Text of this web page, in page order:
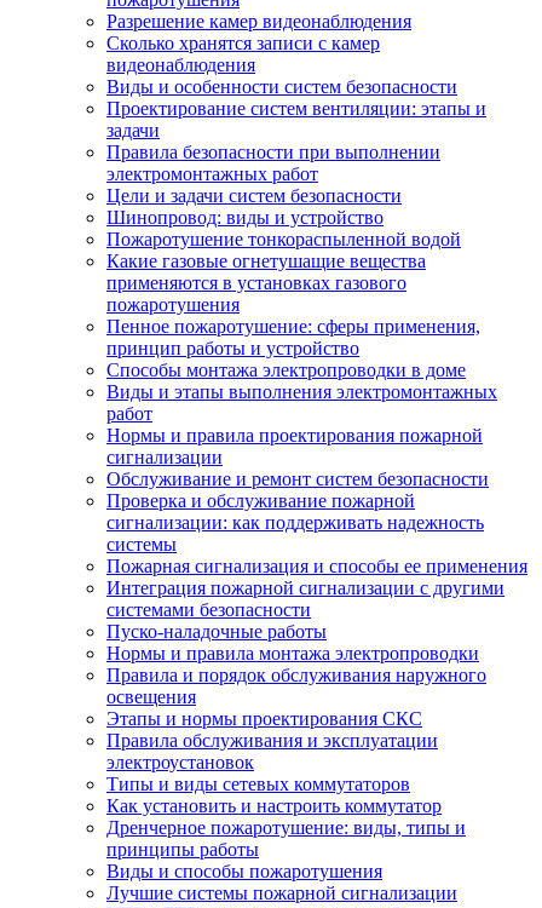
Разрешение камер видеонаблюдения
Сколько хранятся записи с камер
видеонаблюдения
Виды и особенности систем безопасности
Проектирование систем вентиляции: этапы и
задачи
Правила безопасности при выполнении
электромонтажных работ
Цели и задачи систем безопасности
Шинопровод: виды и устройство
Пожаротушение тонкораспыленной водой
Какие газовые огнетушащие вещества
применяются в установках газового
пожаротушения
Пенное пожаротушение: сферы применения,
принцип работы и устройство
Способы монтажа электропроводки в доме
Виды и этапы выполнения электромонтажных
работ
Нормы и правила проектирования пожарной
сигнализации
Обслуживание и ремонт систем безопасности
Проверка и обслуживание пожарной
сигнализации: как поддерживать надежность
системы
Пожарная сигнализация и способы ее применения
Интеграция пожарной сигнализации с другими
системами безопасности
Пуско-наладочные работы
Нормы и правила монтажа электропроводки
Правила и порядок обслуживания наружного
освещения
Этапы и нормы проектирования СКС
Правила обслуживания и эксплуатации
электроустановок
Типы и виды сетевых коммутаторов
Как установить и настроить коммутатор
Дренчерное пожаротушение: виды, типы и
принципы работы
Виды и способы пожаротушения
Лучшие системы пожарной сигнализации